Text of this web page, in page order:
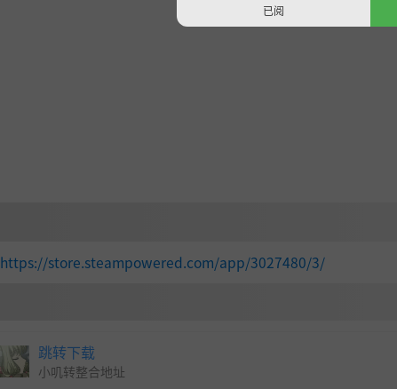
https://store.steampowered.com/app/3027480/3/
跳转下载
小叽转整合地址
已阅